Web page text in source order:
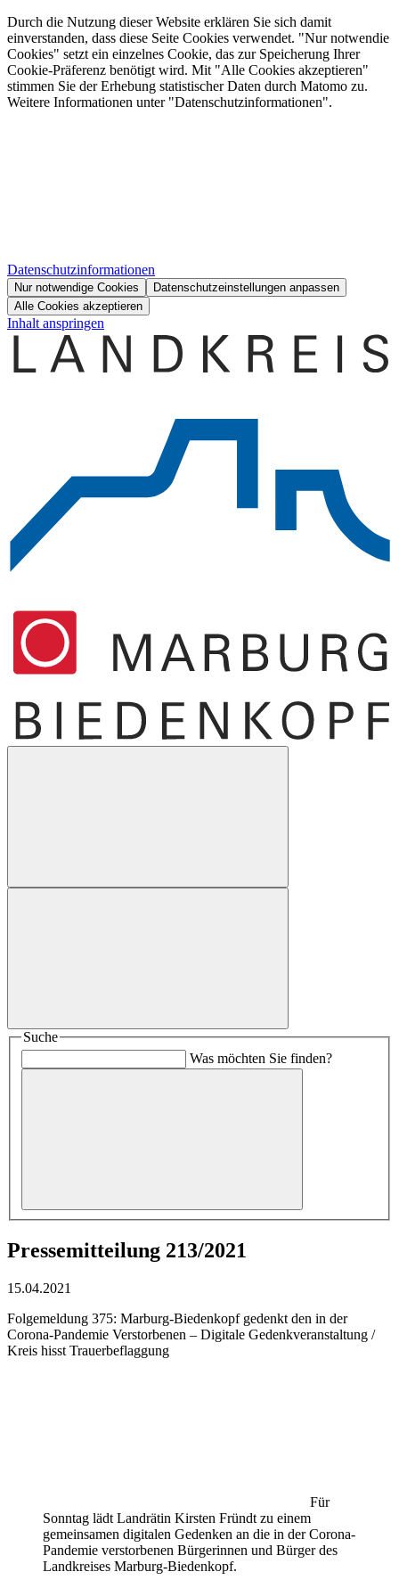
Durch die Nutzung dieser Website erklären Sie sich damit
einverstanden, dass diese Seite Cookies verwendet. "Nur notwendie
Cookies" setzt ein einzelnes Cookie, das zur Speicherung Ihrer
Cookie-Präferenz benötigt wird. Mit "Alle Cookies akzeptieren"
stimmen Sie der Erhebung statistischer Daten durch Matomo zu.
Weitere Informationen unter "Datenschutzinformationen".
Datenschutzinformationen
Nur notwendige Cookies
Datenschutzeinstellungen anpassen
Alle Cookies akzeptieren
Inhalt anspringen
Suche
Was möchten Sie finden?
Pressemitteilung 213/2021
15.04.2021
Folgemeldung 375: Marburg-Biedenkopf gedenkt den in der
Corona-Pandemie Verstorbenen – Digitale Gedenkveranstaltung /
Kreis hisst Trauerbeflaggung
Für
Sonntag lädt Landrätin Kirsten Fründt zu einem
gemeinsamen digitalen Gedenken an die in der Corona-
Pandemie verstorbenen Bürgerinnen und Bürger des
Landkreises Marburg-Biedenkopf.